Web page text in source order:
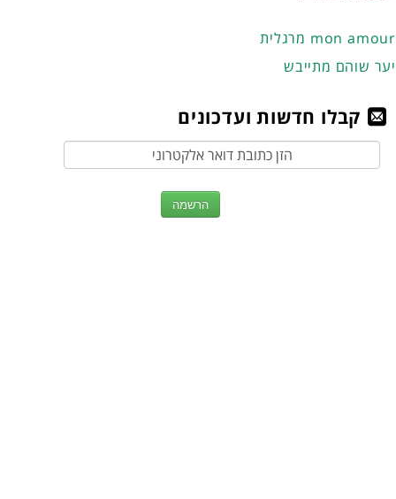
מרגלית mon amour
יער שוהם מתייבש
קבלו חדשות ועדכונים